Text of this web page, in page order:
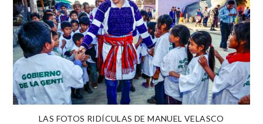
LAS FOTOS RIDÍCULAS DE MANUEL VELASCO